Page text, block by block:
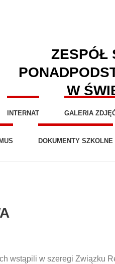
ZESPÓŁ
W
INTERNAT GALERIA
DOKUMENTY SZKOLNE
wstąpili w szeregi Związku